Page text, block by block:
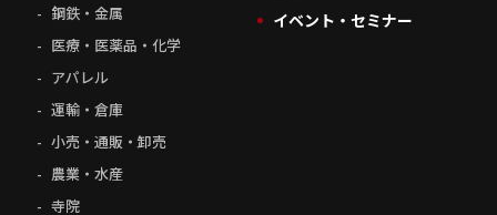
鋼鉄・金属
医療・医薬品・化学
アパレル
運輸・倉庫
小売・通販・卸売
農業・水産
寺院
イベント・セミナー